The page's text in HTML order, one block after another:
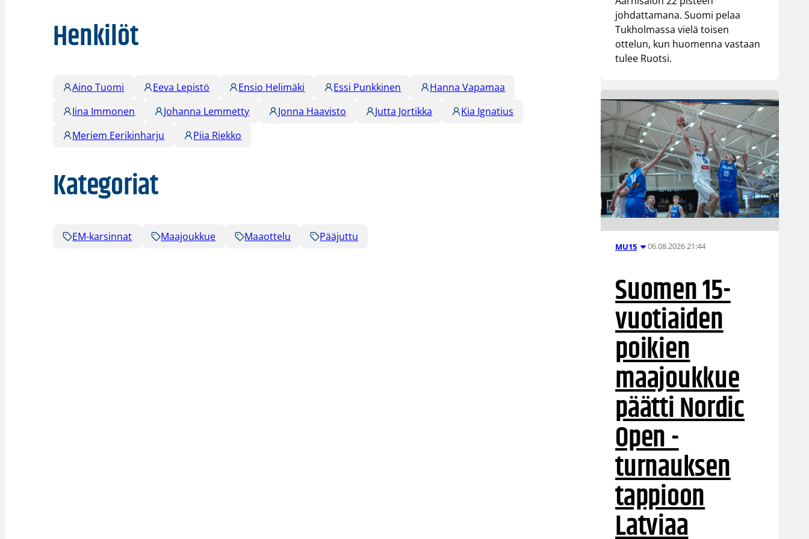
Henkilöt
Aino Tuomi Eeva Lepistö Ensio Helimäki Essi Punkkinen
Hanna Vapamaa
Iina Immonen
Johanna Lemmetty Jonna Haavisto Jutta Jortikka
Kia Ignatius
Meriem Eerikinharju
Piia Riekko
Kategoriat
EM-karsinnat Maajoukkue Maaottelu Pääjuttu
johdattamana. Suomi pelaa
Tukholmassa vielä toisen
ottelun, kun huomenna vastaan
tulee Ruotsi.
MU15 06.08.2026 21:44
Suomen 15-
vuotiaiden
poikien
maajoukkue
päätti Nordic
Open -
turnauksen
tappioon
Latviaa